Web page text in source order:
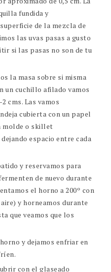
fundida y
de la mezcla de
las uvas pasas a gusto
si las pasas no son de tu
un cuchillo afilado vamos
cms. Las vamos
cubierta con un papel
molde o skillet
espacio entre cada
de nuevo durante
el horno a 200º con
y horneamos durante
que veamos que los